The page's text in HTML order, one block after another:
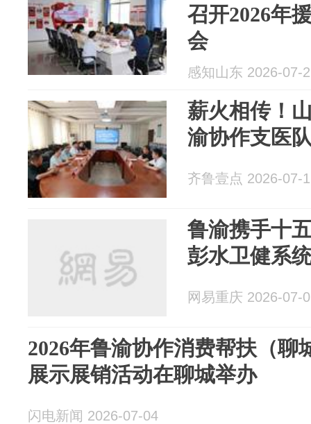
召开2026年
会
感知山东 2026-07-
薪火相传！
渝协作支医
齐鲁壹点 2026-07-
鲁渝携手十
彭水卫健系
网易重庆 2026-07-
2026年鲁渝协作消费帮扶（
展示展销活动在聊城举办
闪电新闻 2026-07-04